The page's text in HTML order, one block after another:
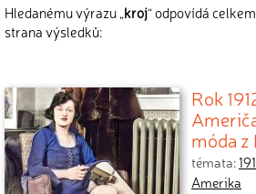
Hledanému výrazu „kroj“ odpovídá
strana výsledků:
Rok
móda z
témata:
Amerika